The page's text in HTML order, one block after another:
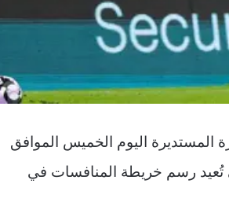
المستديرة اليوم الخميس الموافق
التي تُعيد رسم خريطة المنافسات في